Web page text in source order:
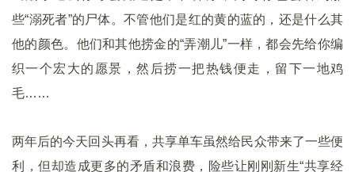
些“溺死者”的尸体。不管他们是红的黄的蓝的，还是什么其
他的颜色。他们和其他捞金的“弄潮儿”一样，都会先给你编
织一个宏大的愿景，然后捞一把热钱便走，留下一地鸡
毛……
两年后的今天回头再看，共享单车虽然给民众带来了一些便
利，但却造成更多的矛盾和浪费，险些让刚刚新生“共享经